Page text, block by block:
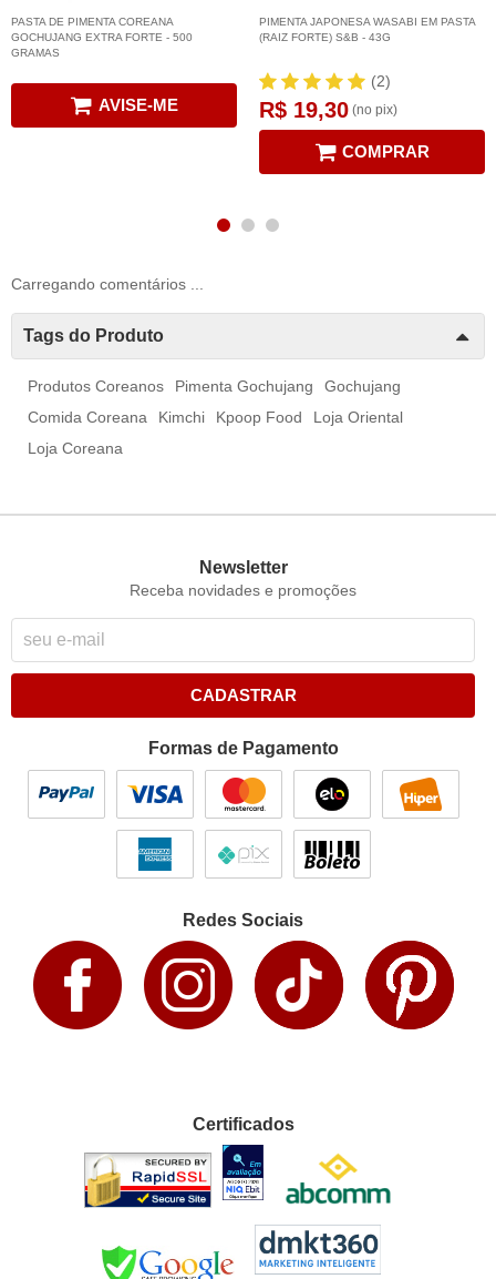
PASTA DE PIMENTA COREANA
GOCHUJANG EXTRA FORTE - 500
GRAMAS
AVISE-ME
PIMENTA JAPONESA WASABI EM PASTA
(RAIZ FORTE) S&B - 43G
(2)
R$ 19,30 (no pix)
COMPRAR
Carregando comentários ...
Tags do Produto
Produtos Coreanos Pimenta Gochujang
Gochujang
Comida Coreana
Kimchi Kpoop Food
Loja Oriental
Loja Coreana
Newsletter
Receba novidades e promoções
CADASTRAR
Formas de Pagamento
Redes Sociais
Certificados